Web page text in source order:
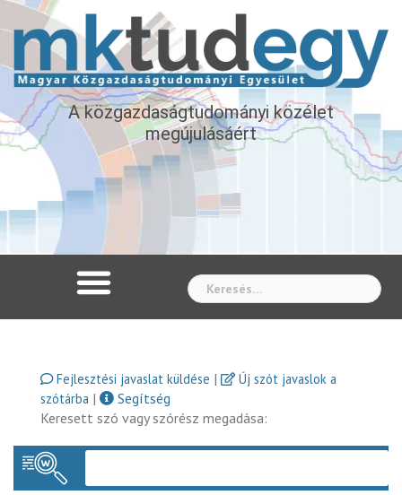
A közgazdaságtudományi közélet
megújulásáért
Fejlesztési javaslat küldése |
Új szót javaslok a
szótárba |
Segítség
Keresett szó vagy szórész megadása: